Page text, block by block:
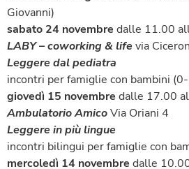
Giovanni)
sabato 24 novembre dalle 11.00
LABY – coworking & lifevia
Leggere dal pediatra
incontri per famiglie con bambini
giovedì 15 novembre dalle 17.00
Ambulatorio AmicoVia Oriani 4
Leggere in più lingue
incontri bilingui per famiglie con
mercoledì 14 novembre dalle